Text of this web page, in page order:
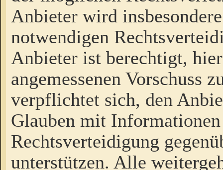
Anbieter wird
notwendigen
Anbieter ist berechtigt,
angemessenen Vorschuss
verpflichtet sich, den
Glauben mit
Rechtsverteidigung
unterstützen. Alle